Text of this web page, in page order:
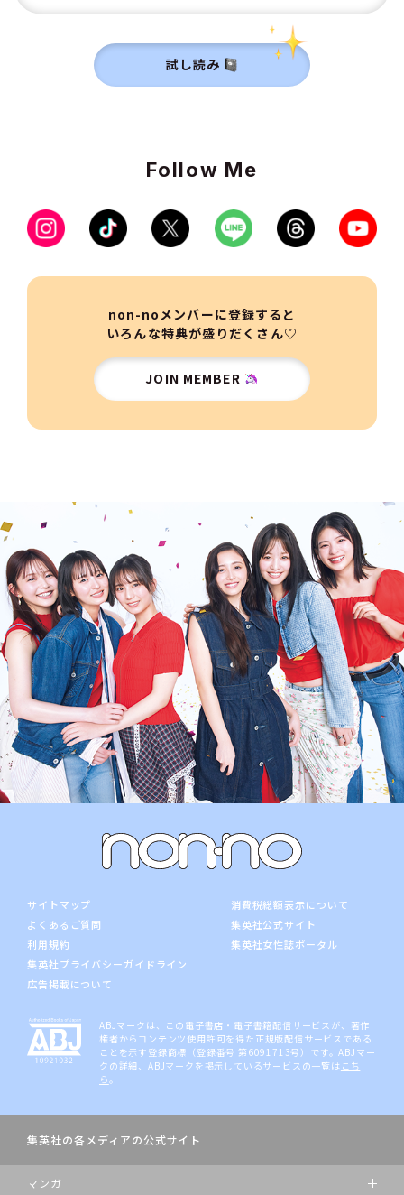
試し読み
Follow Me
non-noメンバーに登録すると
いろんな特典が盛りだくさん♡
JOIN MEMBER
サイトマップ
よくあるご質問
利用規約
集英社プライバシーガイドライン
広告掲載について
消費税総額表示について
集英社公式サイト
集英社女性誌ポータル
ABJマークは、この電子書店・電子書籍配信サービスが、著作
権者からコンテンツ使用許可を得た正規版配信サービスである
ことを示す登録商標（登録番号 第6091713号）です。ABJマー
クの詳細、ABJマークを掲示しているサービスの一覧は こち
ら。
集英社の各メディアの公式サイト
マンガ